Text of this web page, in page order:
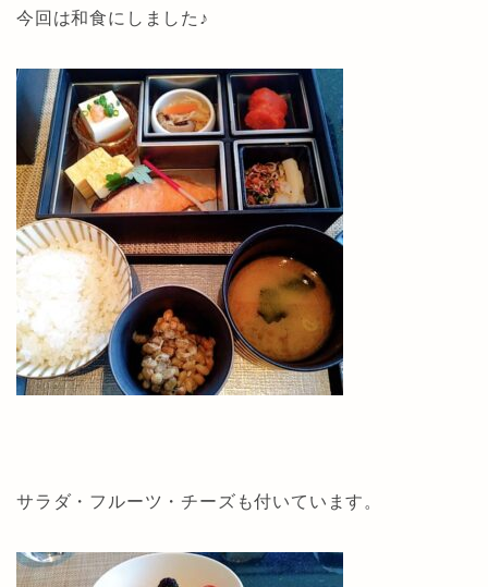
今回は和食にしました♪
サラダ・フルーツ・チーズも付いています。